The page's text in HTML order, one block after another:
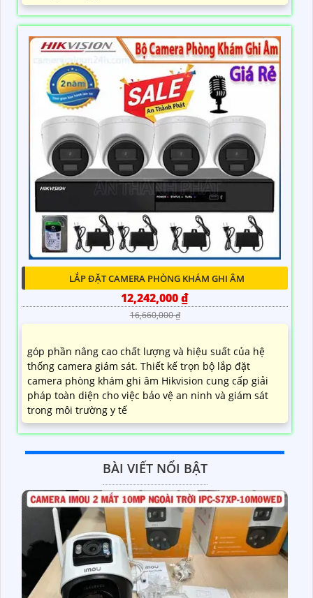
LẮP ĐẶT CAMERA PHÒNG KHÁM GHI ÂM
12,242,000 ₫
16,660,000 ₫
góp phần nâng cao chất lượng và hiệu suất của hệ
thống camera giám sát. Thiết kế trọn bộ lắp đặt
camera phòng khám ghi âm Hikvision cung cấp giải
pháp toàn diện cho việc bảo vệ an ninh và giám sát
trong môi trường y tế
BÀI VIẾT NỔI BẬT